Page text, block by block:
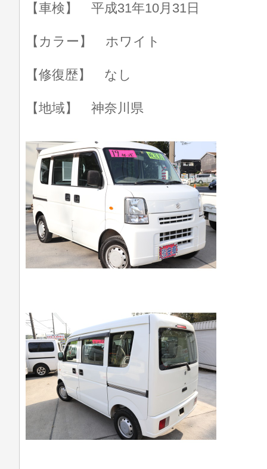
【車検】 平成31年10月31日
【カラー】 ホワイト
【修復歴】 なし
【地域】 神奈川県